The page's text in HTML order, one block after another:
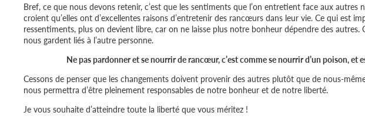
Bref, ce que nous devons retenir, c’est que les sentiments que l’on entretient face aux autres
croient qu’elles ont d’excellentes raisons d’entretenir des rancœurs dans leur vie. Ce qui est
ressentiments, plus on devient libre, car on ne laisse plus notre bonheur dépendre des
nous gardent liés à l’autre personne.
Ne pas pardonner et se nourrir de rancœur, c’est comme se nourrir d’un poison, et
Cessons de penser que les changements doivent provenir des autres plutôt que de nous-
nous permettra d’être pleinement responsables de notre bonheur et de notre liberté.
Je vous souhaite d’atteindre toute la liberté que vous méritez !